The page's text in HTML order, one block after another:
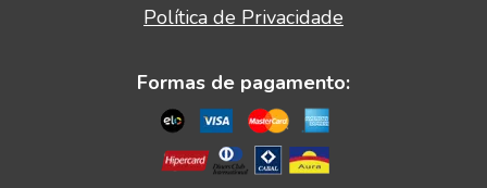
Política de Privacidade
Formas de pagamento: